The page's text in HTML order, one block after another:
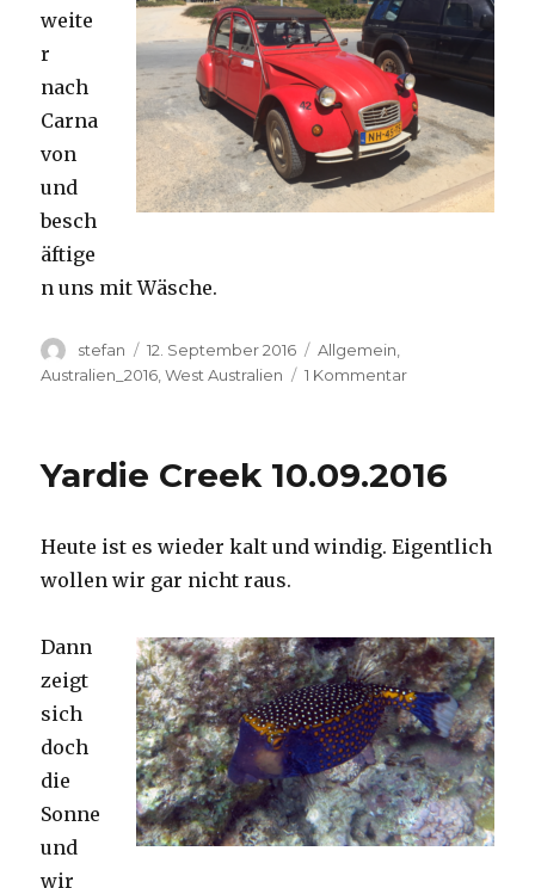
weite
r
nach
Carna
von
und
besch
äftige
n uns mit Wäsche.
Autor
stefan
Veröffentlicht
am
12. September 2016 Kategorien
Allgemein
Australien_2016 ,West Australien 1 Kommentarzu
Yardie Creek 10.09.2016
Heute ist es wieder kalt und windig. Eigentlich
wollen wir gar nicht raus.
Dann
zeigt
sich
doch
die
Sonne
und
wir